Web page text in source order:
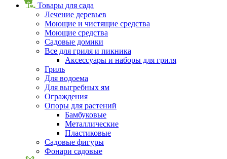
Товары для сада
Лечение деревьев
Моющие и чистящие средства
Моющие средства
Садовые домики
Все для гриля и пикника
Аксессуары и наборы для гриля
Гриль
Для водоема
Для выгребных ям
Ограждения
Опоры для растений
Бамбуковые
Металлические
Пластиковые
Садовые фигуры
Фонари садовые